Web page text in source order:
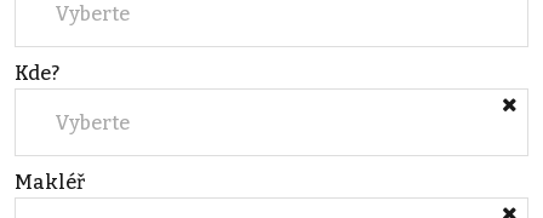
Vyberte
Kde?
Vyberte
Makléř